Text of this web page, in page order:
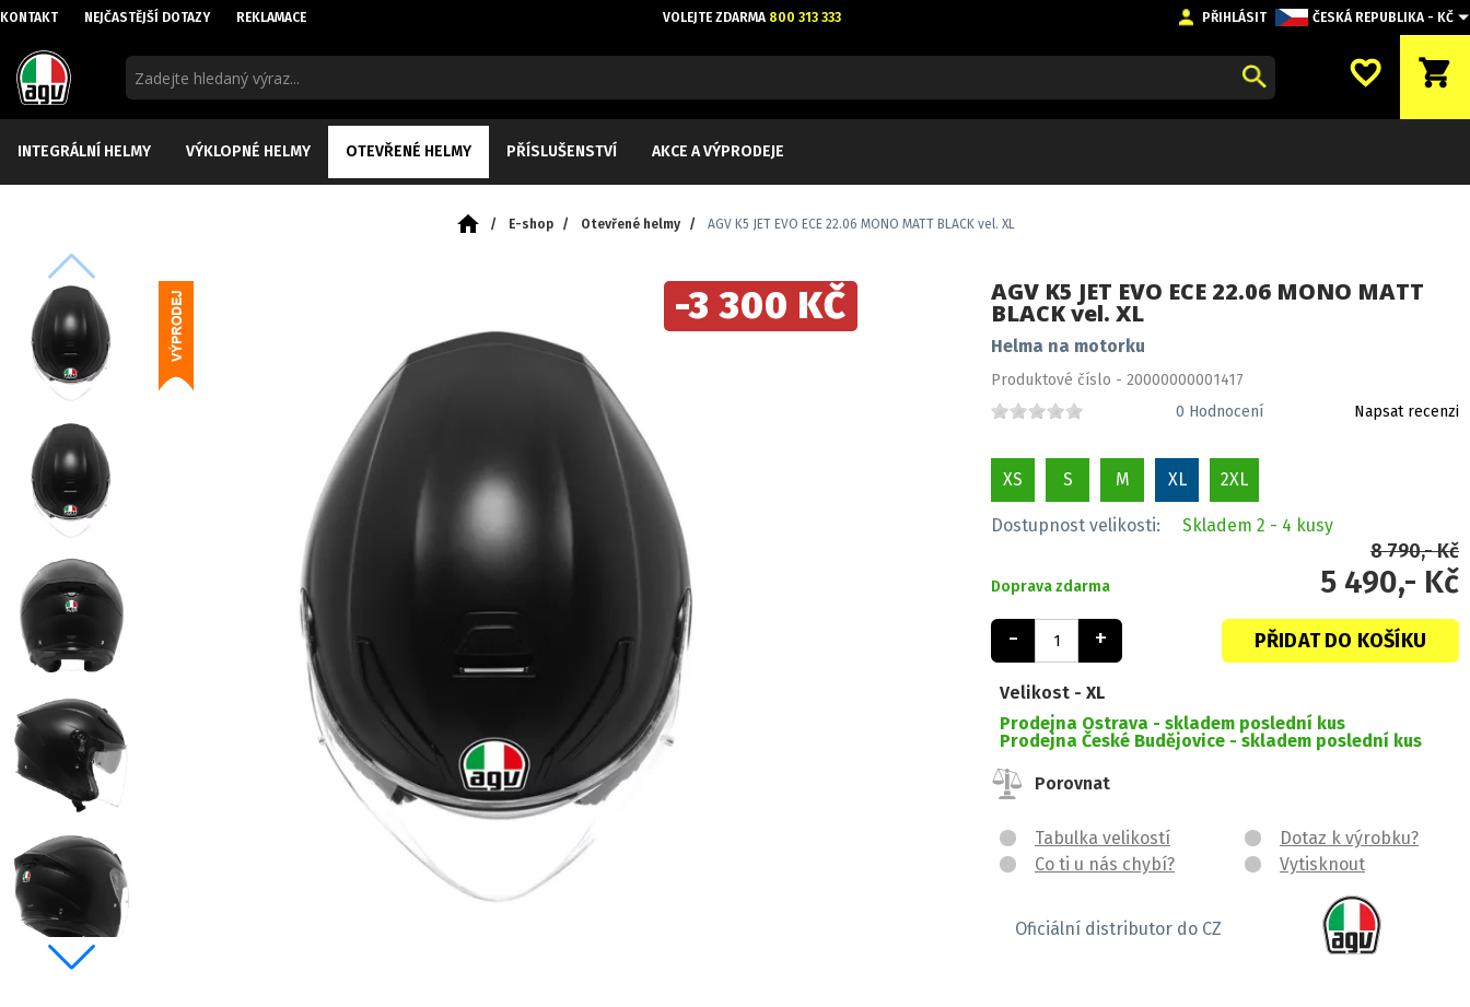
KONTAKT NEJČASTĚJŠÍ DOTAZY REKLAMACE VOLEJTE ZDARMA 800 313 333 PŘIHLÁSIT ČESKÁ REPUBLIKA - KČ
favorite_border shopping_cart
INTEGRÁLNÍ HELMY VÝKLOPNÉ HELMY OTEVŘENÉ HELMY PŘÍSLUŠENSTVÍ AKCE A VÝPRODEJE
/ E-shop / Otevřené helmy / AGV K5 JET EVO ECE 22.06 MONO MATT BLACK vel. XL
-3 300 KČ AGV K5 JET EVO ECE 22.06 MONO MATT
BLACK vel. XL
Helma na motorku
Produktové číslo - 20000000001417
0 Hodnocení Napsat recenzi
XS S M XL 2XL
Dostupnost velikosti: Skladem 2 - 4 kusy
Doprava zdarma
8 790,- Kč
5 490,- Kč
- + PŘIDAT DO KOŠÍKU
Velikost - XL
Prodejna Ostrava - skladem poslední kus
Prodejna České Budějovice -skladem poslední kus
Porovnat
Tabulka velikostí
Co ti u nás chybí?
Dotaz k výrobku?
Vytisknout
Oficiální distributor do CZ